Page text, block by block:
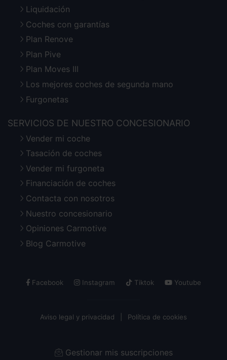
Liquidación
Coches con garantías
Plan Renove
Plan Pive
Plan Moves III
Los mejores coches de segunda mano
Furgonetas
SERVICIOS DE NUESTRO CONCESIONARIO
Vender mi coche
Tasación de coches
Vender mi furgoneta
Financiación de coches
Contacta con nosotros
Nuestro concesionario
Opiniones Carmotive
Blog Carmotive
Facebook Instagram Tiktok Youtube
Aviso legal y privacidad Política de cookies
Gestionar mis suscripciones